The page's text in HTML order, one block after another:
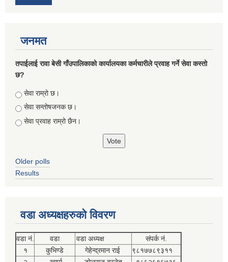
जनमत
तपाईलाई रावा बेसी गाँउपालिकाको कार्यालयका कर्मचारीले प्रवाह गर्ने सेवा कस्तो
छ?
Choices
सेवा राम्रो छ।
सेवा सन्तोषजनक छ।
सेवा प्रवाह राम्रो छैन।
Older polls
Results
वडा अध्यक्षहरुको विवरण
वडा नं. वडा वडा अध्यक्ष
संपर्क नं.
१
कुभिण्डे गेहेन्द्रमान राई
९८१७७८९३११